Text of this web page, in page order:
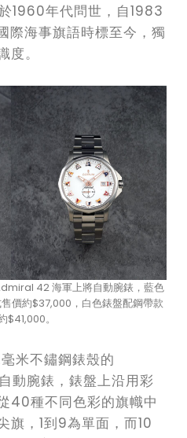
1960年代問世，自1983
際海事旗語時標至今，獨
。
42 海軍上將自動腕錶，藍色
價約$37,000，白色錶盤配鋼帶款
$41,000。
米不鏽鋼錶殼的
腕錶，錶盤上沿用彩
40種不同色彩的旗幟中
旗，1到9為單面，而10